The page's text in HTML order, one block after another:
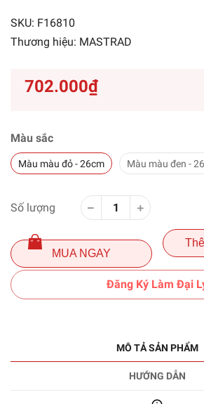
SKU: F16810
Thương hiệu: MASTRAD
702.000₫
Màu sắc
Màu màu đỏ - 26cm Màu màu đen -
Số lượng
MUA NGAY
Đăng Ký Làm Đại
MÔ TẢ SẢN PHẨM
HƯỚNG DẪN